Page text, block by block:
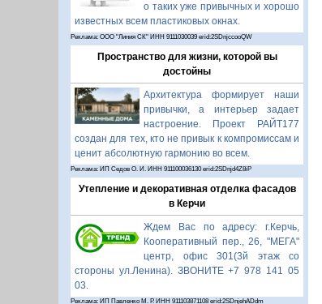
о таких уже привычных и хорошо
известных всем пластиковых окнах.
Реклама: ООО "Линия СК" ИНН 9111030039 erid:2SDnjccooQW
Пространство для жизни, которой вы
достойны
Архитектура формирует наши
привычки, а интерьер задает
настроение. Проект РАЙТ177
создан для тех, кто не привык к компромиссам и
ценит абсолютную гармонию во всем.
Реклама: ИП Седов О. И. ИНН 911100036130 erid:2SDnjd4Z8iP
Утепление и декоративная отделка фасадов
в Керчи
Ждем Вас по адресу: г.Керчь,
Кооперативный пер., 26, "МЕГА"
центр, офис 301(3й этаж со
стороны ул.Ленина). ЗВОНИТЕ +7 978 141 05
03.
Реклама: ИП Павленко М. Р. ИНН 911103871108 erid:2SDnjehADdm